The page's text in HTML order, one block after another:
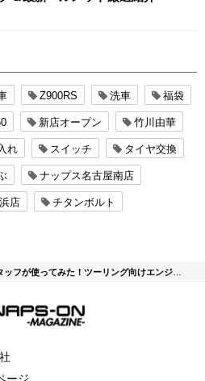
Z900RS 洗車 福袋
新店オープン 竹川由華
れ スイッチ タイヤ交換
ナップス名古屋南店
店 チタンボルト
！ツーリング向けエンジンオイル新商品「モチュール エクスフリード / MOTUL EXFREED」
ージ